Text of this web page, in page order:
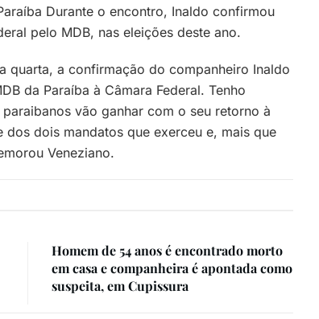
Durante o encontro, Inaldo confirmou
pelo MDB, nas eleições deste ano.
quarta, a confirmação do companheiro Inaldo
da Paraíba à Câmara Federal. Tenho
vão ganhar com o seu retorno à
dois mandatos que exerceu e, mais que
Veneziano.
Homem de 54 anos é encontrado morto
em casa e companheira é apontada como
suspeita, em Cupissura